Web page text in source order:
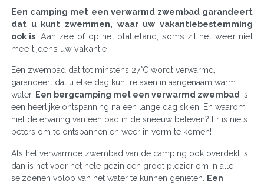
Een camping met een verwarmd zwembad garandeert
dat u kunt zwemmen, waar uw vakantiebestemming
ook is . Aan zee of op het platteland, soms zit het weer niet
mee tijdens uw vakantie.
Een zwembad dat tot minstens 27°C wordt verwarmd,
garandeert dat u elke dag kunt relaxen in aangenaam warm
water. Een bergcamping met een verwarmd zwembad is
een heerlijke ontspanning na een lange dag skiën! En waarom
niet de ervaring van een bad in de sneeuw beleven? Er is niets
beters om te ontspannen en weer in vorm te komen!
Als het verwarmde zwembad van de camping ook overdekt is,
dan is het voor het hele gezin een groot plezier om in alle
seizoenen volop van het water te kunnen genieten. Een